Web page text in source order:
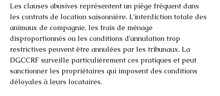
Les clauses abusives représentent un piège fréquent dans
les contrats de location saisonnière. L’interdiction totale des
animaux de compagnie, les frais de ménage
disproportionnés ou les conditions d’annulation trop
restrictives peuvent être annulées par les tribunaux. La
DGCCRF surveille particulièrement ces pratiques et peut
sanctionner les propriétaires qui imposent des conditions
déloyales à leurs locataires.